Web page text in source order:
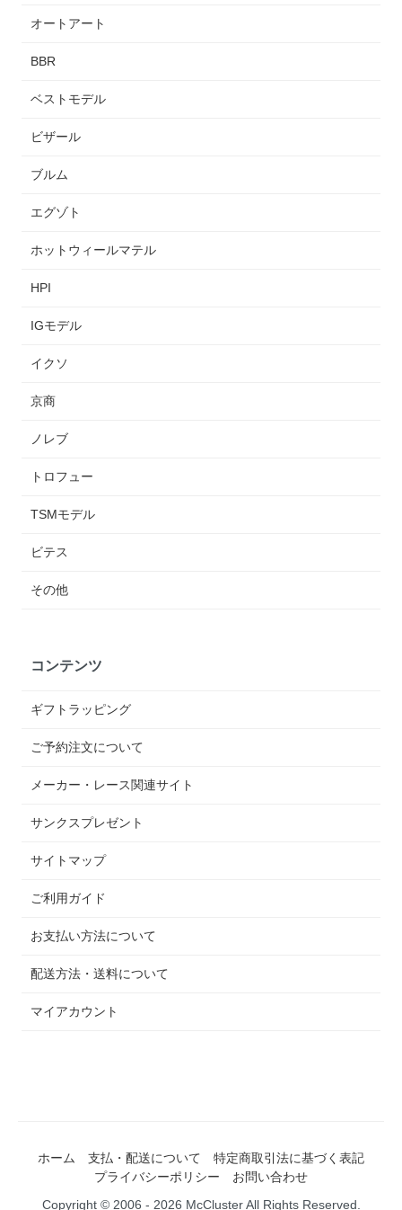
オートアート
BBR
ベストモデル
ビザール
ブルム
エグゾト
ホットウィールマテル
HPI
IGモデル
イクソ
京商
ノレブ
トロフュー
TSMモデル
ビテス
その他
コンテンツ
ギフトラッピング
ご予約注文について
メーカー・レース関連サイト
サンクスプレゼント
サイトマップ
ご利用ガイド
お支払い方法について
配送方法・送料について
マイアカウント
ホーム 支払・配送について
特定商取引法に基づく表記
プライバシーポリシー
お問い合わせ
Copyright © 2006 - 2026 McCluster All Rights Reserved.